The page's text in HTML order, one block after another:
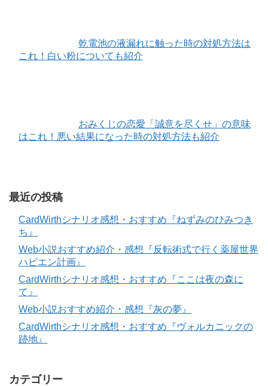
乾電池の液漏れに触った時の対処方法は
これ！白い粉についても紹介
おみくじの恋愛「誠意を尽くせ」の意味
はこれ！悪い結果になった時の対処方法も紹介
最近の投稿
CardWirthシナリオ感想・おすすめ『ねずみのひみつき
ち』
Web小説おすすめ紹介・感想『反転術式で行く薬屋世界
ハピエン計画』
CardWirthシナリオ感想・おすすめ『ここは夜の森に
て』
Web小説おすすめ紹介・感想『灰の夢』
CardWirthシナリオ感想・おすすめ『ヴォルカニックの
跡地』
カテゴリー